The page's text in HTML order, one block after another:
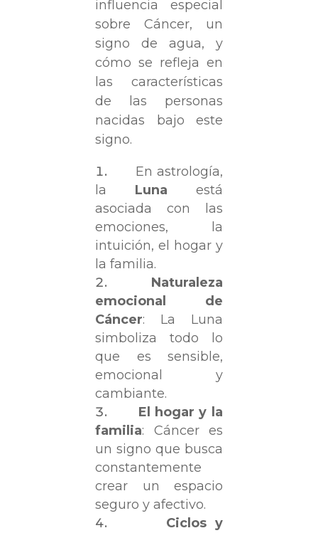
influencia especial
sobre Cáncer, un
signo de agua, y
cómo se refleja en
las características
de las personas
nacidas bajo este
signo.
En astrología,
la Luna está
asociada con las
emociones, la
intuición, el hogar y
la familia.
Naturaleza
emocional de
Cáncer: La Luna
simboliza todo lo
que es sensible,
emocional y
cambiante.
El hogar y la
familia: Cáncer es
un signo que busca
constantemente
crear un espacio
seguro y afectivo.
Ciclos y